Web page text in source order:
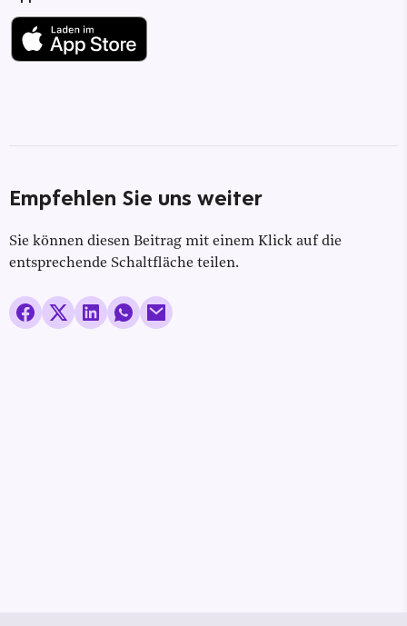
Empfehlen Sie uns weiter
Sie können diesen Beitrag mit einem Klick auf die
entsprechende Schaltfläche teilen.